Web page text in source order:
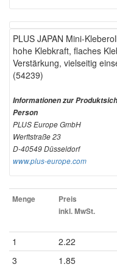
PLUS JAPAN Mini-
hohe Klebkraft, flaches
Verstärkung, vielseitig
(54239)
Informationen zur
Person
PLUS Europe GmbH
Werftstraße 23
D-40549 Düsseldorf
www.plus-europe.com
Menge
Preis
inkl. MwSt.
1 2.22
3 1.85